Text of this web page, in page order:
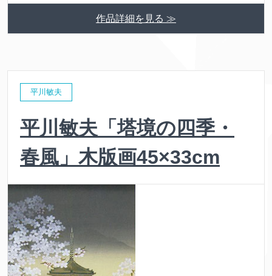
作品詳細を見る ≫
平川敏夫
平川敏夫「塔境の四季・
春風」木版画45×33cm